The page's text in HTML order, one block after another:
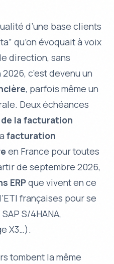
d’une base clients
qu’on évoquait à voix
direction, sans
c’est devenu un
, parfois même un
Deux échéances
la facturation
facturation
en France pour toutes
de septembre 2026,
ERPque vivent en ce
françaises pour se
S/4HANA,
X3…).
tombent la même